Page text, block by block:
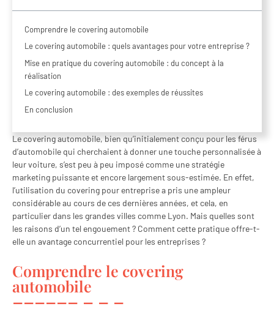
Comprendre le covering automobile
Le covering automobile : quels avantages pour votre entreprise ?
Mise en pratique du covering automobile : du concept à la
réalisation
Le covering automobile : des exemples de réussites
En conclusion
Le covering automobile, bien qu’initialement conçu pour les férus
d’automobile qui cherchaient à donner une touche personnalisée à
leur voiture, s’est peu à peu imposé comme une stratégie
marketing puissante et encore largement sous-estimée. En effet,
l’utilisation du covering pour entreprise a pris une ampleur
considérable au cours de ces dernières années, et cela, en
particulier dans les grandes villes comme Lyon. Mais quelles sont
les raisons d’un tel engouement ? Comment cette pratique offre-t-
elle un avantage concurrentiel pour les entreprises ?
Comprendre le covering
automobile